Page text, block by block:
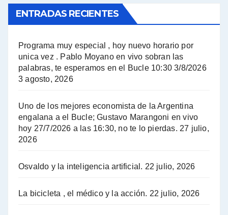
A mayor poder al empresariado le cuesta encontrar resistencia - Jose Urtubey con Jorge Gres
Hugo Yasky : Día de la Militancia - Hugo Yasky con Jorge Gres
Hugo Yasky sobre la Coordinadora de las Industrias de Productos Alimenticios (COPAL) - Hugo Yasky con Jorge Gres
Pablo Moyano sobre el espionaje: "Estos personajes siniestros han hecho mucho daño" - Pablo Moyano con Jorge Gres
ENTRADAS RECIENTES
Programa muy especial , hoy nuevo horario por
unica vez . Pablo Moyano en vivo sobran las
palabras, te esperamos en el Bucle 10:30 3/8/2026
3 agosto, 2026
Uno de los mejores economista de la Argentina
engalana a el Bucle; Gustavo Marangoni en vivo
hoy 27/7/2026 a las 16:30, no te lo pierdas. 27 julio,
2026
Osvaldo y la inteligencia artificial. 22 julio, 2026
La bicicleta , el médico y la acción. 22 julio, 2026